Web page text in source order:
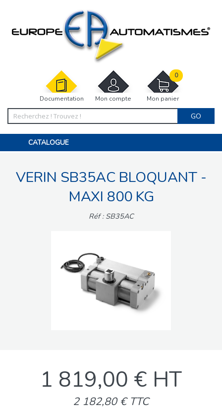
Documentation Mon compte Mon panier
0
GO
CATALOGUE
MOTORISATIONS
ACCESSOIRES ET ELECTRONIQUES
INTERPHONES VISIOPHONES
VERIN SB35AC BLOQUANT -
MAXI 800 KG
Réf : SB35AC
1 819,00 € HT
2 182,80 € TTC